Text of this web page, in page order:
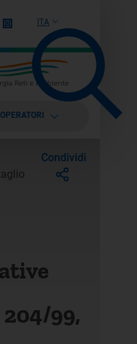
ITA
Instagram
Condividi
99,